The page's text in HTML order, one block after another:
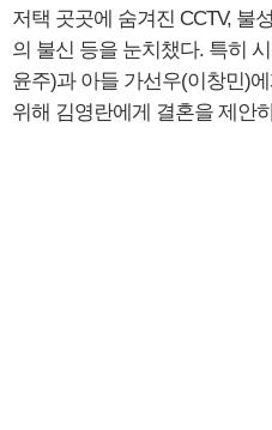
저택 곳곳에 숨겨진 CCTV, 불
의 불신 등을 눈치챘다. 특히
윤주)과 아들 가선우(이창민)
위해 김영란에게 결혼을 제안